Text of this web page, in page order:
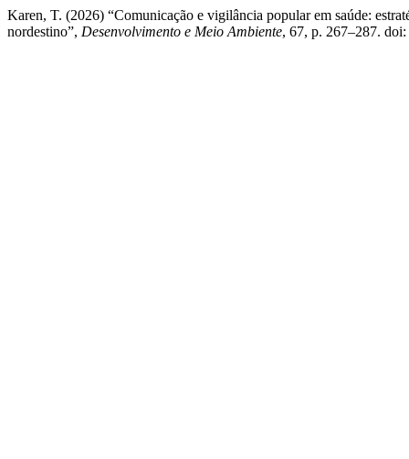
Karen, T. (2026) “Comunicação e vigilância popular em saúde:
nordestino”, Desenvolvimento e Meio Ambiente, 67, p. 267–287.